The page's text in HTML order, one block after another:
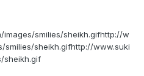
smilies/sheikh.gifhttp://w
smilies/sheikh.gifhttp://www.suki
sheikh.gif